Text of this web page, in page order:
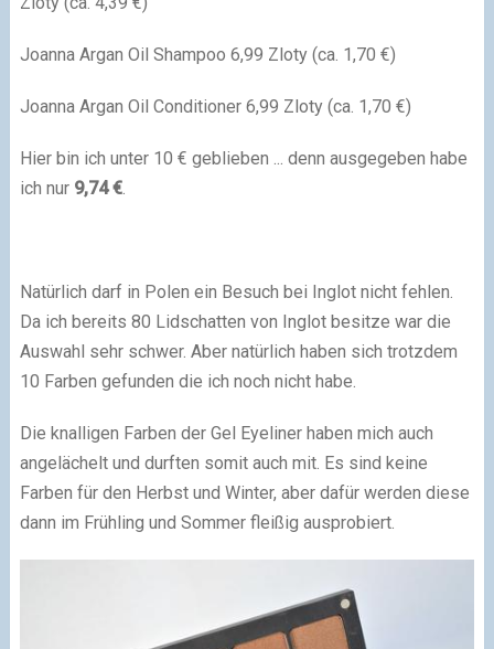
Joanna Argan Oil Shampoo 6,99 Zloty (ca. 1,70 €)
Joanna Argan Oil Conditioner 6,99 Zloty (ca. 1,70 €)
Hier bin ich unter 10 € geblieben ... denn ausgegeben habe
ich nur 9,74 €.
Natürlich darf in Polen ein Besuch bei Inglot nicht fehlen.
Da ich bereits 80 Lidschatten von Inglot besitze war die
Auswahl sehr schwer. Aber natürlich haben sich trotzdem
10 Farben gefunden die ich noch nicht habe.
Die knalligen Farben der Gel Eyeliner haben mich auch
angelächelt und durften somit auch mit. Es sind keine
Farben für den Herbst und Winter, aber dafür werden diese
dann im Frühling und Sommer fleißig ausprobiert.